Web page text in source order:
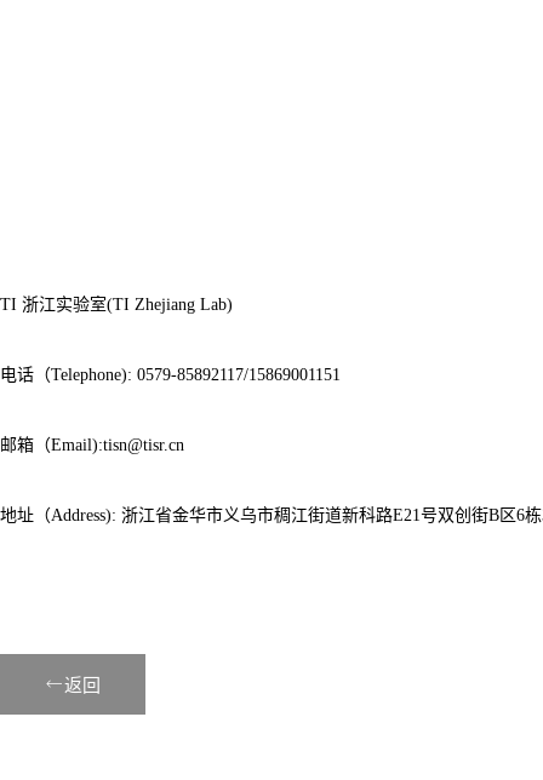
TI 浙江实验室(TI Zhejiang Lab)
电话（Telephone): 0579-85892117/15869001151
邮箱（Email):tisn@tisr.cn
地址（Address): 浙江省金华市义乌市稠江街道新科路E21号双创街B区6
返回